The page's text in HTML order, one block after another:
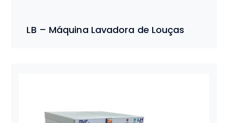
LB – Máquina Lavadora de Louças